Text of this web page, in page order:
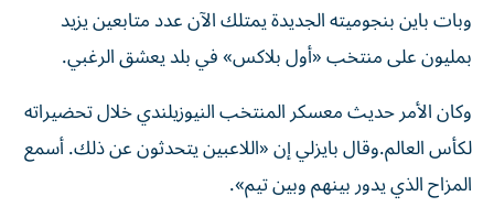
وبات باين بنجوميته الجديدة يمتلك الآن عدد متابعين يزيد
بمليون على منتخب «أول بلاكس» في بلد يعشق الرغبي.
وكان الأمر حديث معسكر المنتخب النيوزيلندي خلال تحضيراته
لكأس العالم.وقال بايزلي إن «اللاعبين يتحدثون عن ذلك. أسمع
المزاح الذي يدور بينهم وبين تيم».